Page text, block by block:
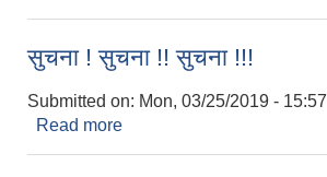
सुचना ! सुचना !! सुचना !!!
Submitted on: Mon, 03/25/2019 - 15:57
Read more